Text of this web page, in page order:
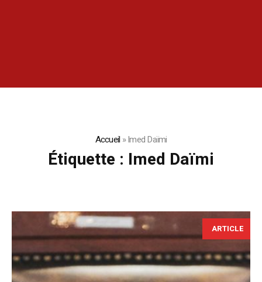
Accueil »Imed Daïmi
Étiquette : Imed Daïmi
ARTICLE